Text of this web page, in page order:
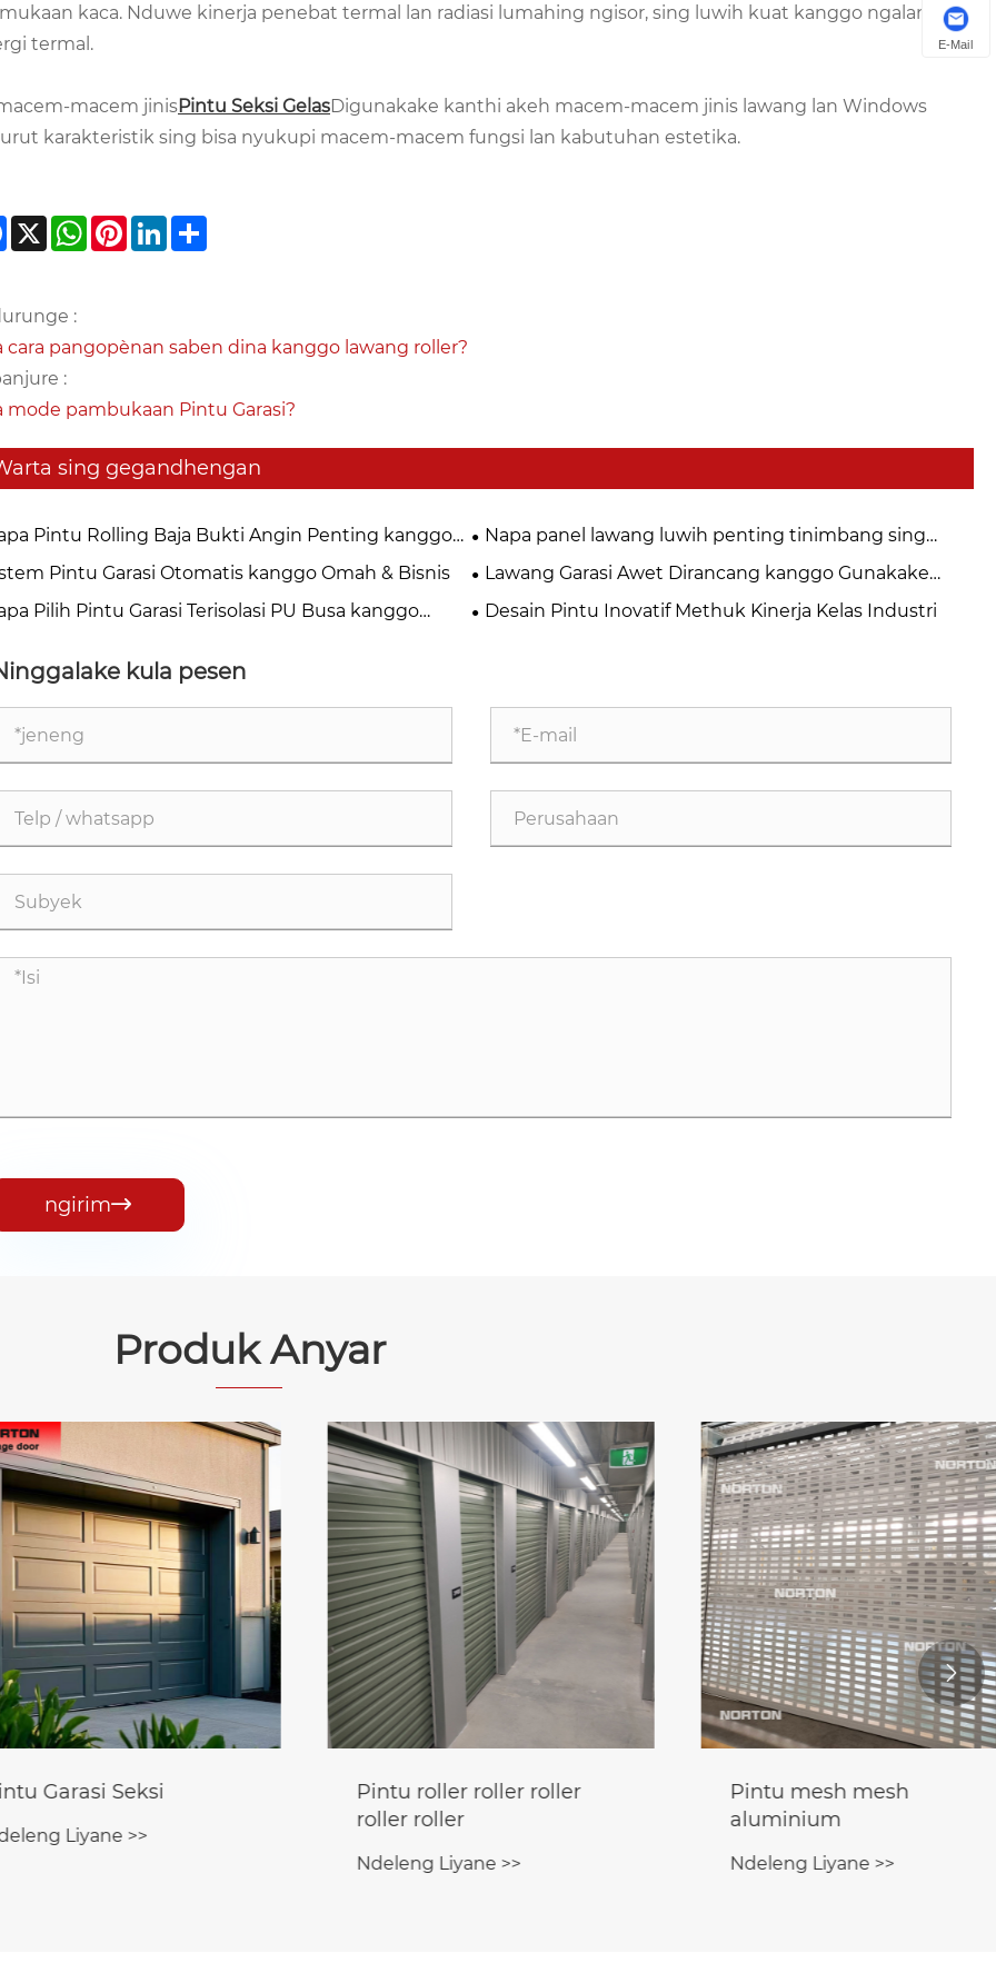
kaca. Nduwe kinerja penebat termal lan radiasi lumahing ngisor, sing luwih kuat kanggo ngalangi
termal.
macem jinisPintu Seksi GelasDigunakake kanthi akeh macem-macem jinis lawang lan Windows
karakteristik sing bisa nyukupi macem-macem fungsi lan kabutuhan estetika.
Facebook
X WhatsApp
PinterestLinkedIn
:
cara pangopènan saben dina kanggo lawang roller?
:
mode pambukaan Pintu Garasi?
sing gegandhengan
Pintu Rolling Baja Bukti Angin Penting kanggo
Industri Modern?
Napa panel lawang luwih penting tinimbang sing
sampeyan pikirake?
Pintu Garasi Otomatis kanggo Omah & Bisnis
Lawang Garasi Awet Dirancang kanggo Gunakake
Jangka Panjang
Pilih Pintu Garasi Terisolasi PU Busa kanggo
Desain Pintu Inovatif Methuk Kinerja Kelas Industri
kula pesen
ngirim
Produk Anyar
Seksi
Liyane >>
Pintu roller roller roller
roller roller
Ndeleng Liyane >>
Pintu mesh mesh
aluminium
Ndeleng Liyane >>

E-Mail